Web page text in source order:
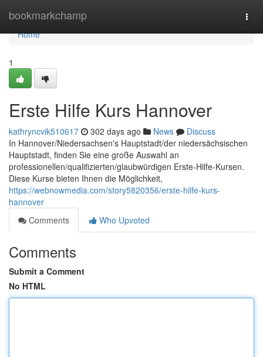
bookmarkchamp
Home
Home
1
Erste Hilfe Kurs Hannover
kathryncvik510617 302 days ago News
Discuss
In Hannover/Niedersachsen's Hauptstadt/der niedersächsischen
Hauptstadt, finden Sie eine große Auswahl an
professionellen/qualifizierten/glaubwürdigen Erste-Hilfe-Kursen.
Diese Kurse bieten Ihnen die Möglichkeit,
https://webnowmedia.com/story5820356/erste-hilfe-kurs-
hannover
Comments
Who Upvoted
Comments
Submit a Comment
No HTML